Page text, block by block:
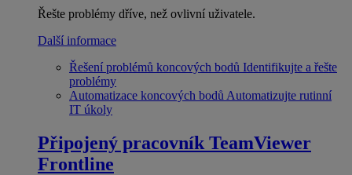
Řešte problémy dříve, než ovlivní uživatele.
Další informace
Řešení problémů koncových bodů Identifikujte a řešte
problémy
Automatizace koncových bodů Automatizujte rutinní
IT úkoly
Připojený pracovník TeamViewer
Frontline